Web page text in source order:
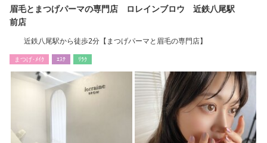
眉毛とまつげパーマの専門店 ロレインブロウ 近鉄八尾駅
前店
近鉄八尾駅から徒歩2分【まつげパーマと眉毛の専門店】
まつげ･ﾒｲｸ ｴｽﾃ ﾘﾗｸ